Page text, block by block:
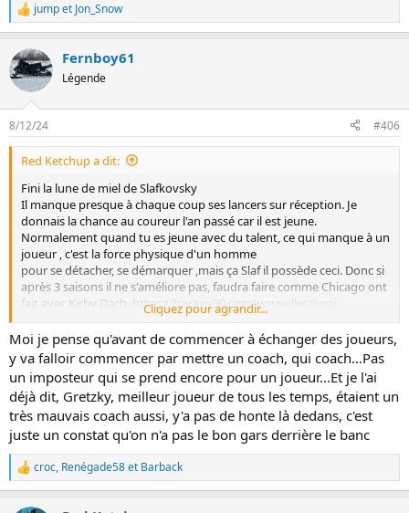
L
e
r
é
a
i
o
jumpet Jon_Snow
Fernboy61
Légende
8/12/24 #406
Red Ketchup a dit:
Fini la lune de miel de Slafkovsky
Il manque presque à chaque coup ses lancers sur réception. Je
donnais la chance au coureur l'an passé car il est jeune.
Normalement quand tu es jeune avec du talent, ce qui manque à un
joueur , c'est la force physique d'un homme
pour se détacher, se démarquer ,mais ça Slaf il possède ceci. Donc si
après 3 saisons il ne s'améliore pas, faudra faire comme Chicago ont
fait avec Kirby Dach. https://hockey30.com/nouvelles/juraj-
slakovsky-secroule-devant-martin-st-louis/
Cliquez pour agrandir...
Moi je pense qu'avant de commencer à échanger des joueurs,
y va falloir commencer par mettre un coach, qui coach...Pas
un imposteur qui se prend encore pour un joueur...Et je l'ai
déjà dit, Gretzky, meilleur joueur de tous les temps, étaient un
très mauvais coach aussi, y'a pas de honte là dedans, c'est
juste un constat qu'on n'a pas le bon gars derrière le banc
L
e
croc, Renégade58et Barback